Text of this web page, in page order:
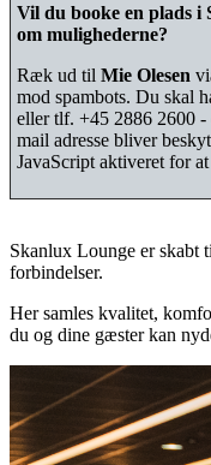
Vil du booke en plads i
om mulighederne?
Ræk ud til Mie Olesen
mod spambots. Du skal
eller tlf. +45 2886 2600 -
mail adresse bliver
JavaScript aktiveret for
Skanlux Lounge er skabt
forbindelser.
Her samles kvalitet,
du og dine gæster kan